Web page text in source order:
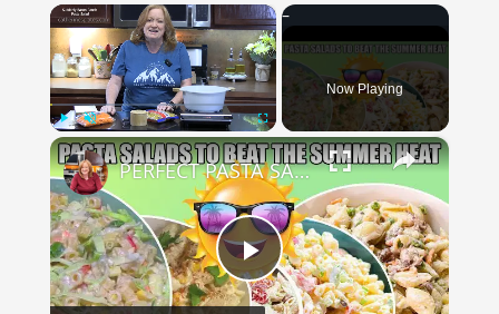
×
Play Unmute Fullscreen
Now Playing
×
Play
PERFECT PASTA SALADS FOR YOUR SUMMER GET TOGETHERS